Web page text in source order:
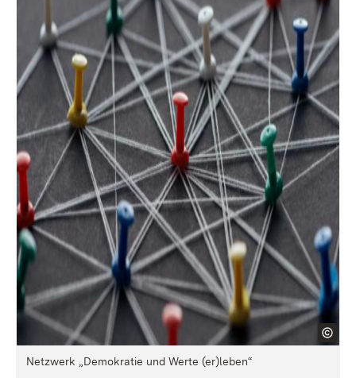
Netzwerk „Demokratie und Werte (er)leben“